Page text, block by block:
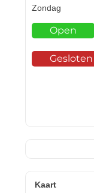
Zondag
Open
Gesloten
Kaart